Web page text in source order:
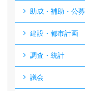
助成・補助・公募
建設・都市計画
調査・統計
議会